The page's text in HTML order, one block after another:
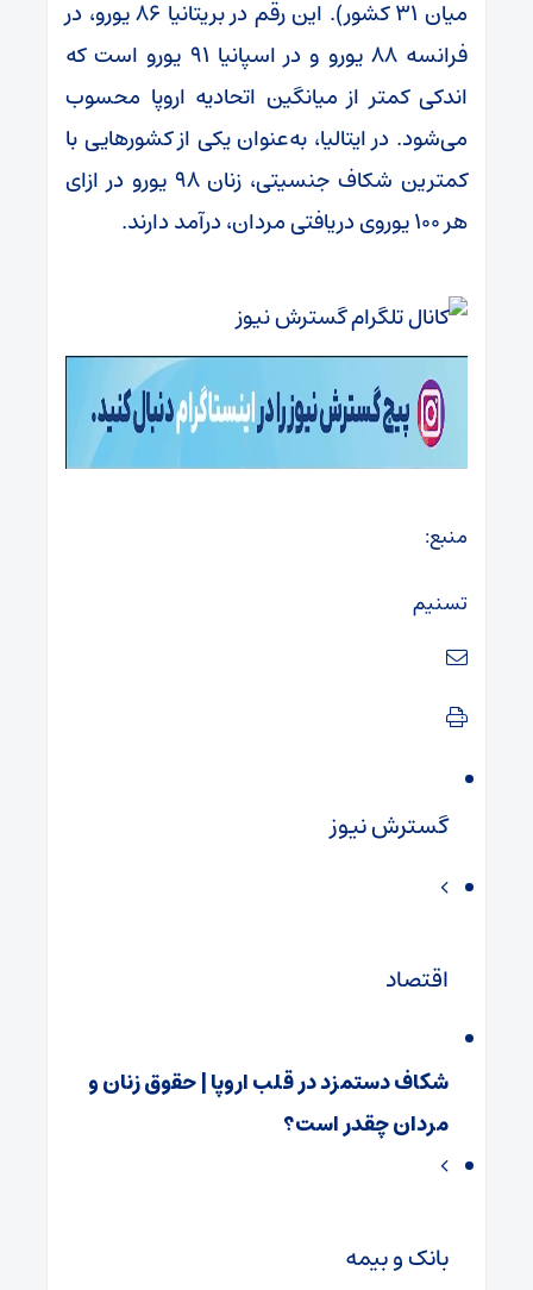
میان ۳۱ کشور). این رقم در بریتانیا ۸۶ یورو، در
فرانسه ۸۸ یورو و در اسپانیا ۹۱ یورو است که
اندکی کمتر از میانگین اتحادیه اروپا محسوب
می‌شود. در ایتالیا، به‌عنوان یکی از کشورهایی با
کمترین شکاف جنسیتی، زنان ۹۸ یورو در ازای
هر ۱۰۰ یوروی دریافتی مردان، درآمد دارند.
منبع:
تسنیم
گسترش نیوز
اقتصاد
شکاف دستمزد در قلب اروپا | حقوق زنان و
مردان چقدر است؟
بانک و بیمه